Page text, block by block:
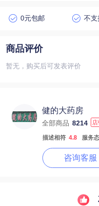
0元包邮
商品评价
暂无，购买后可发表评价
健的大药房
全部商品 8214
描述相符 4.8 服务
咨询客服